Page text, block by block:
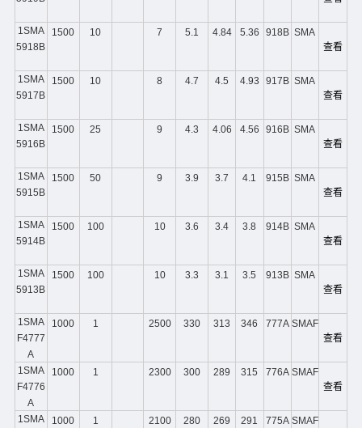
1SMA
5918B
1500 10 7 5.1 4.84 5.36 918B SMA
查看
1SMA
5917B
1500 10 8 4.7 4.5 4.93 917B SMA
查看
1SMA
5916B
1500 25 9 4.3 4.06 4.56 916B SMA
查看
1SMA
5915B
1500 50 9 3.9 3.7 4.1 915B SMA
查看
1SMA
5914B
1500 100 10 3.6 3.4 3.8 914B SMA
查看
1SMA
5913B
1500 100 10 3.3 3.1 3.5 913B SMA
查看
1SMA
F4777
A
1000 1 2500 330 313 346 777A SMAF
查看
1SMA
F4776
A
1000 1 2300 300 289 315 776A SMAF
查看
1SMA
1000 1 2100 280 269 291 775A SMAF